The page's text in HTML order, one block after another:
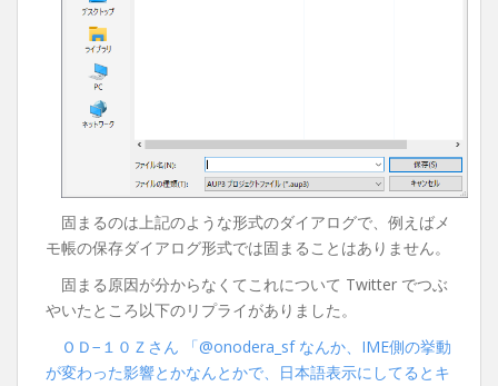
固まるのは上記のような形式のダイアログで、例えばメ
モ帳の保存ダイアログ形式では固まることはありません。
固まる原因が分からなくてこれについて Twitter でつぶ
やいたところ以下のリプライがありました。
ＯＤ−１０Ｚさん 「@onodera_sf なんか、IME側の挙動
が変わった影響とかなんとかで、日本語表示にしてるとキ